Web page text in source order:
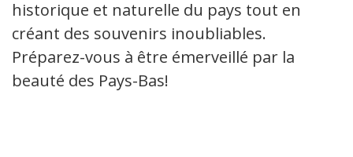
historique et naturelle du pays tout en
créant des souvenirs inoubliables.
Préparez-vous à être émerveillé par la
beauté des Pays-Bas!